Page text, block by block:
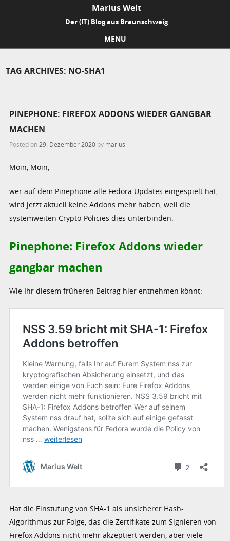
Marius Welt
Der (IT) Blog aus Braunschweig
MENU
TAG ARCHIVES: NO-SHA1
PINEPHONE: FIREFOX ADDONS WIEDER GANGBAR
MACHEN
Posted on 29. Dezember 2020 by marius
Moin, Moin,
wer auf dem Pinephone alle Fedora Updates eingespielt hat,
wird jetzt aktuell keine Addons mehr haben, weil die
systemweiten Crypto-Policies dies unterbinden.
Pinephone: Firefox Addons wieder
gangbar machen
Wie Ihr diesem früheren Beitrag hier entnehmen könnt:
Hat die Einstufung von SHA-1 als unsicherer Hash-
Algorithmus zur Folge, das die Zertifikate zum Signieren von
Firefox Addons nicht mehr akzeptiert werden, aber viele